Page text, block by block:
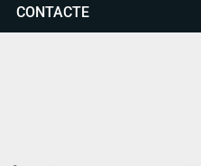
CONTACTE